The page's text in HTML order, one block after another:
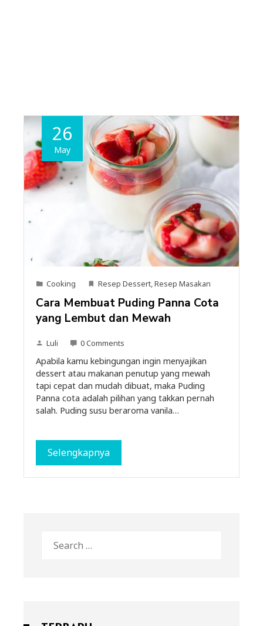
26
May
Cooking Resep Dessert,Resep Masakan
Cara Membuat Puding Panna Cota
yang Lembut dan Mewah
Luli 0 Comments
Apabila kamu kebingungan ingin menyajikan
dessert atau makanan penutup yang mewah
tapi cepat dan mudah dibuat, maka Puding
Panna cota adalah pilihan yang takkan pernah
salah. Puding susu beraroma vanila…
Selengkapnya
for: